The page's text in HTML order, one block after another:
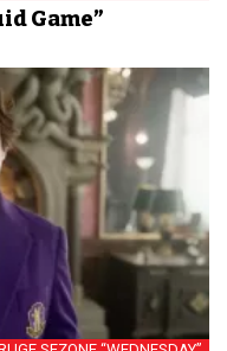
Game”